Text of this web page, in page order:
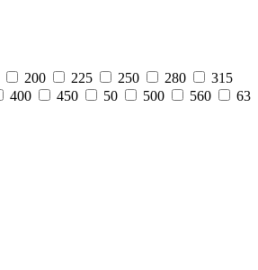
200 225 250 280
315
400 450 50 500 560
63